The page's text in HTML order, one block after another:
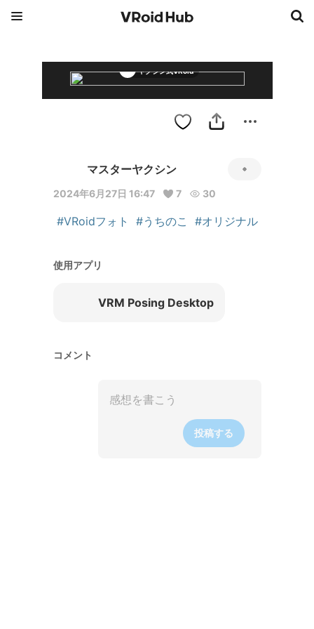
ヤクシン式VRoid
マスターヤクシン
2024年6月27日 16:47 7 30
#VRoidフォト #うちのこ #オリジナル
使用アプリ
VRM Posing Desktop
コメント
投稿する